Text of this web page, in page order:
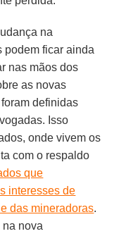
na
podem ficar ainda
nas mãos dos
as novas
definidas
Isso
onde vivem os
com o respaldo
que
interesses de
das mineradoras.
na nova